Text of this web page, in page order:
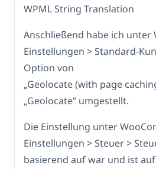
WPML String Translation
Anschließend habe ich unter
Einstellungen > Standard-
Option von
„Geolocate (with page
„Geolocate” umgestellt.
Die Einstellung unter
Einstellungen > Steuer >
basierend auf war und ist